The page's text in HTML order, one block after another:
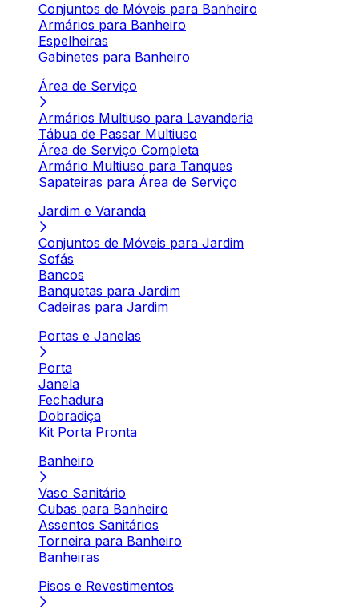
Conjuntos de Móveis para Banheiro
Armários para Banheiro
Espelheiras
Gabinetes para Banheiro
Área de Serviço
Armários Multiuso para Lavanderia
Tábua de Passar Multiuso
Área de Serviço Completa
Armário Multiuso para Tanques
Sapateiras para Área de Serviço
Jardim e Varanda
Conjuntos de Móveis para Jardim
Sofás
Bancos
Banquetas para Jardim
Cadeiras para Jardim
Portas e Janelas
Porta
Janela
Fechadura
Dobradiça
Kit Porta Pronta
Banheiro
Vaso Sanitário
Cubas para Banheiro
Assentos Sanitários
Torneira para Banheiro
Banheiras
Pisos e Revestimentos